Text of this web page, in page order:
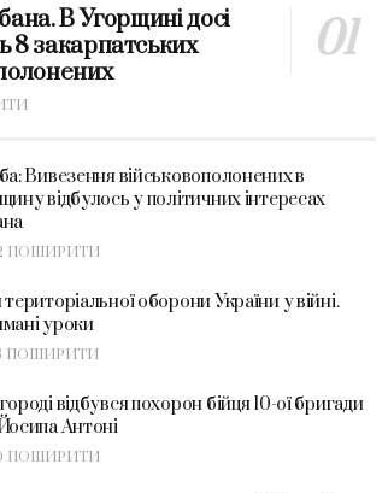
В Угорщині досі
8 закарпатських
Вивезення військовополонених в
відбулось у політичних інтересах
ПОШИРИТИ
оборони України у війні.
уроки
ПОШИРИТИ
відбувся похорон бійця 10-ої бригади
Антоні
ПОШИРИТИ